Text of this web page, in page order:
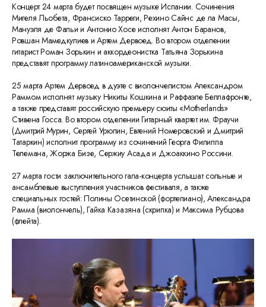
Концерт 24 марта будет посвящен музыке Испании. Сочинения
Мигеля Льобета, Франсиско Тарреги, Рехино Сайнс де ла Масы,
Мануэля де Фальи и Антонио Хосе исполнят Антон Баранов,
Ровшан Мамедкулиев и Артем Дервоед. Во втором отделении
гитарист Роман Зорькин и аккордеонистка Татьяна Зорькина
представят программу латиноамериканской музыки.
25 марта Артем Дервоед в дуэте с виолончелистом Александром
Раммом исполнят музыку Никиты Кошкина и Раффаэле Беллафронте,
а также представят российскую премьеру сюиты «Motherlands»
Стивена Госса. Во втором отделении Гитарный квартет им. Фраучи
(Дмитрий Мурин, Сергей Урюпин, Евгений Номеровский и Дмитрий
Татаркин) исполнит программу из сочинений Георга Филиппа
Телемана, Жоржа Бизе, Сержиу Асада и Джоаккино Россини.
27 марта гости заключительного гала-концерта услышат сольные и
ансамблевые выступления участников фестиваля, а также
специальных гостей: Полины Осетинской (фортепиано), Александра
Рамма (виолончель), Гайка Казазяна (скрипка) и Максима Рубцова
(флейта).